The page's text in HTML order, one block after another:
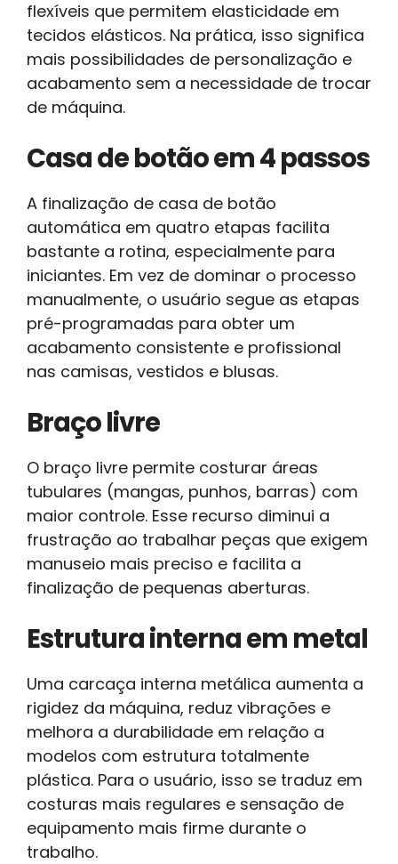
flexíveis que permitem elasticidade em
tecidos elásticos. Na prática, isso significa
mais possibilidades de personalização e
acabamento sem a necessidade de trocar
de máquina.
Casa de botão em 4 passos
A finalização de casa de botão
automática em quatro etapas facilita
bastante a rotina, especialmente para
iniciantes. Em vez de dominar o processo
manualmente, o usuário segue as etapas
pré-programadas para obter um
acabamento consistente e profissional
nas camisas, vestidos e blusas.
Braço livre
O braço livre permite costurar áreas
tubulares (mangas, punhos, barras) com
maior controle. Esse recurso diminui a
frustração ao trabalhar peças que exigem
manuseio mais preciso e facilita a
finalização de pequenas aberturas.
Estrutura interna em metal
Uma carcaça interna metálica aumenta a
rigidez da máquina, reduz vibrações e
melhora a durabilidade em relação a
modelos com estrutura totalmente
plástica. Para o usuário, isso se traduz em
costuras mais regulares e sensação de
equipamento mais firme durante o
trabalho.